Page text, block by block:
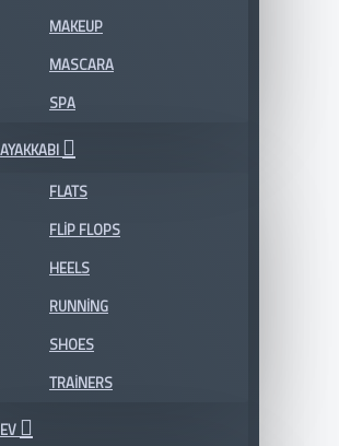
MAKEUP
MASCARA
SPA
AYAKKABI
FLATS
FLIP FLOPS
HEELS
RUNNING
SHOES
TRAINERS
EV